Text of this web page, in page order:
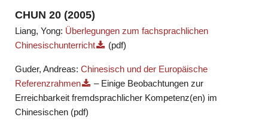
CHUN 20 (2005)
Liang, Yong: Überlegungen zum fachsprachlichen
Chinesischunterricht
(pdf)
Guder, Andreas: Chinesisch und der Europäische
Referenzrahmen
– Einige Beobachtungen zur
Erreichbarkeit fremdsprachlicher Kompetenz(en) im
Chinesischen (pdf)